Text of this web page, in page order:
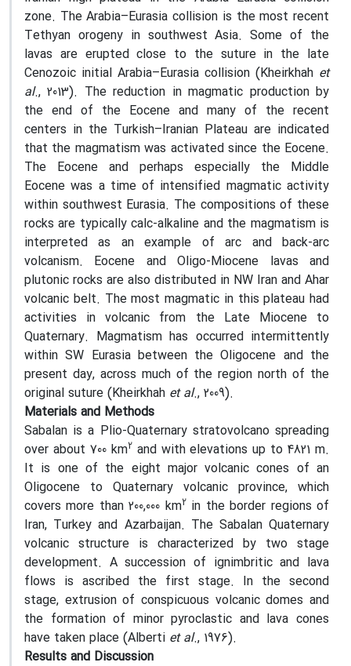
zone. The Arabia–Eurasia collision is the most recent
Tethyan orogeny in southwest Asia. Some of the
lavas are erupted close to the suture in the late
Cenozoic initial Arabia–Eurasia collision (Kheirkhah et
al., 2013). The reduction in magmatic production by
the end of the Eocene and many of the recent
centers in the Turkish–Iranian Plateau are indicated
that the magmatism was activated since the Eocene.
The Eocene and perhaps especially the Middle
Eocene was a time of intensified magmatic activity
within southwest Eurasia. The compositions of these
rocks are typically calc-alkaline and the magmatism is
interpreted as an example of arc and back-arc
volcanism. Eocene and Oligo-Miocene lavas and
plutonic rocks are also distributed in NW Iran and Ahar
volcanic belt. The most magmatic in this plateau had
activities in volcanic from the Late Miocene to
Quaternary. Magmatism has occurred intermittently
within SW Eurasia between the Oligocene and the
present day, across much of the region north of the
original suture (Kheirkhah et al., 2009).
Materials and Methods
Sabalan is a Plio-Quaternary stratovolcano spreading
over about 700 km2and with elevations up to 4821 m.
It is one of the eight major volcanic cones of an
Oligocene to Quaternary volcanic province, which
covers more than 200,000 km2in the border regions of
Iran, Turkey and Azarbaijan. The Sabalan Quaternary
volcanic structure is characterized by two stage
development. A succession of ignimbritic and lava
flows is ascribed the first stage. In the second
stage, extrusion of conspicuous volcanic domes and
the formation of minor pyroclastic and lava cones
have taken place (Alberti et al., 1976).
Results and Discussion